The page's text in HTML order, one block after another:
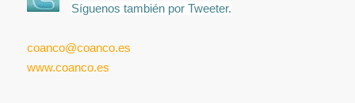
Síguenos también por Tweeter.
coanco@coanco.es
www.coanco.es